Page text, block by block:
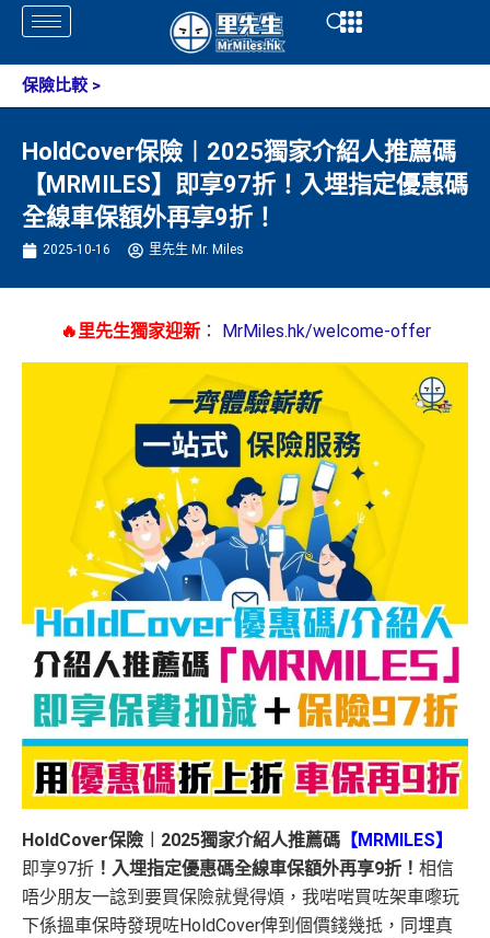
Skip
content
Open
保險比較 >
HoldCover保險︱2025獨家介紹人推薦碼
【MRMILES】即享97折！入埋指定優惠碼
全線車保額外再享9折！
2025-10-16 里先生 Mr. Miles
🔥里先生獨家迎新： MrMiles.hk/welcome-offer
HoldCover保險︱2025獨家介紹人推薦碼 【MRMILES】
即享97折 ！入埋指定優惠碼全線車保額外再享9折！ 相信
唔少朋友一諗到要買保險就覺得煩，我啱啱買咗架車嚟玩
下係搵車保時發現咗HoldCover俾到個價錢幾抵，同埋真